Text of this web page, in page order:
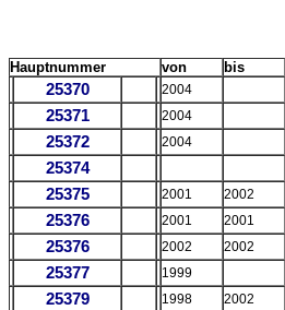
Hauptnummer von bis
25370 2004
25371 2004
25372 2004
25374
25375 2001 2002
25376 2001 2001
25376 2002 2002
25377 1999
25379 1998 2002